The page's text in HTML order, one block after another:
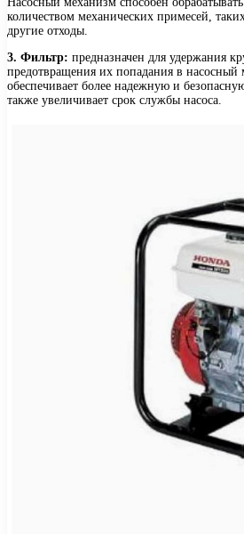
количеством механических примесей,
другие отходы.
3. Фильтр: предназначен для удержания
предотвращения их попадания в насосный
обеспечивает более надежную и
также увеличивает срок службы насоса.